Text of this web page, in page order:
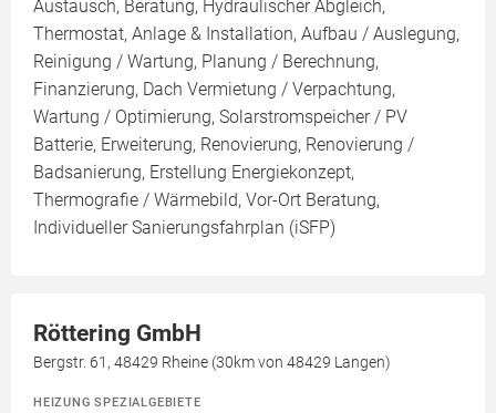
Austausch, Beratung, Hydraulischer Abgleich,
Thermostat, Anlage & Installation, Aufbau / Auslegung,
Reinigung / Wartung, Planung / Berechnung,
Finanzierung, Dach Vermietung / Verpachtung,
Wartung / Optimierung, Solarstromspeicher / PV
Batterie, Erweiterung, Renovierung, Renovierung /
Badsanierung, Erstellung Energiekonzept,
Thermografie / Wärmebild, Vor-Ort Beratung,
Individueller Sanierungsfahrplan (iSFP)
Röttering GmbH
Bergstr. 61, 48429 Rheine (30km von 48429 Langen)
HEIZUNG SPEZIALGEBIETE